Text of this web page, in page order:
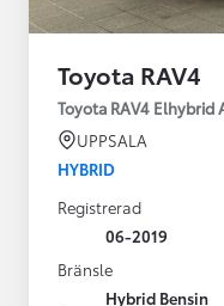
Toyota RAV4
Toyota RAV4 Elhybrid
UPPSALA
HYBRID
Registrerad
06-2019
Bränsle
Hybrid Bensin